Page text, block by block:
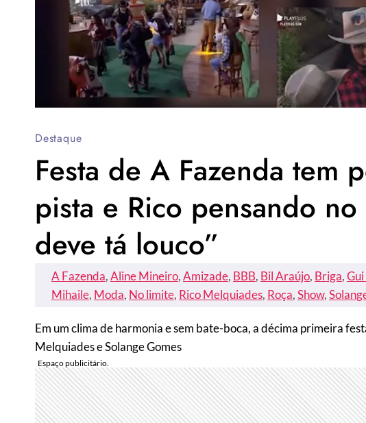
Destaque
Festa de A Fazenda tem
pista e Rico pensando
deve tá louco”
A Fazenda, Aline Mineiro, Amizade, BBB, Bil Araújo, Briga,
Mihaile, Moda, No limite, Rico Melquiades, Roça, Show,
Em um clima de harmonia e sem bate-boca, a décima primeira
Melquiades e Solange Gomes